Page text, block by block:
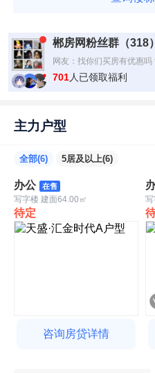
郴房网粉丝群（318）
网友：真的有福利
网友：找你们买房有优惠吗
网友：现在房价是多少？
701人已领取福利
主力户型
全部(6) 5居及以上(6)
办公 在售
写字楼 建面64.00㎡
待定
咨询房贷详情
写